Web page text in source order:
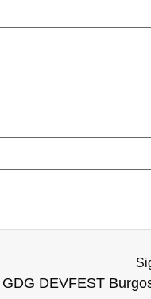
GDG DEVFEST